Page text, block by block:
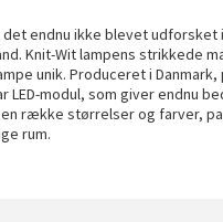
endnu ikke blevet udforsket
Knit-Wit lampens strikkede
unik. Produceret i
modul, som giver endnu
række størrelser og farver,
rum.